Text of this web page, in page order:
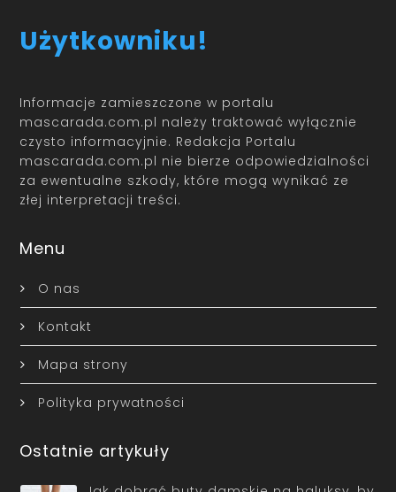
Użytkowniku!
Informacje zamieszczone w portalu
mascarada.com.pl należy traktować wyłącznie
czysto informacyjnie. Redakcja Portalu
mascarada.com.pl nie bierze odpowiedzialności
za ewentualne szkody, które mogą wynikać ze
złej interpretacji treści.
Menu
O nas
Kontakt
Mapa strony
Polityka prywatności
Ostatnie artykuły